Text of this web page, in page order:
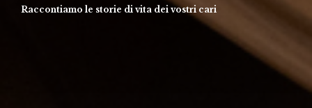
Raccontiamo le storie di vita dei vostri cari